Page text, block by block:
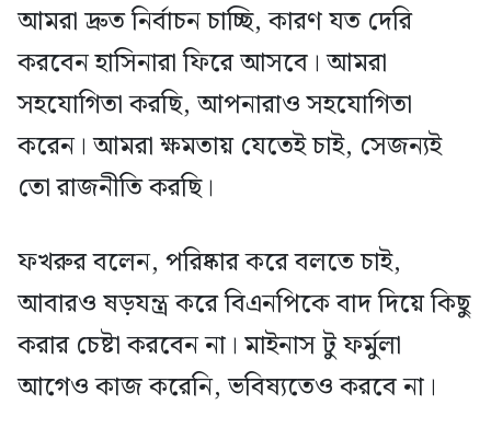
আমরা দ্রুত নির্বাচন চাচ্ছি, কারণ যত দেরি
করবেন হাসিনারা ফিরে আসবে। আমরা
সহযোগিতা করছি, আপনারাও সহযোগিতা
করেন। আমরা ক্ষমতায় যেতেই চাই, সেজন্যই
তো রাজনীতি করছি।
ফখরুর বলেন, পরিষ্কার করে বলতে চাই,
আবারও ষড়যন্ত্র করে বিএনপিকে বাদ দিয়ে কিছু
করার চেষ্টা করবেন না। মাইনাস টু ফর্মুলা
আগেও কাজ করেনি, ভবিষ্যতেও করবে না।